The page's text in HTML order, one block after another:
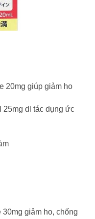
20mg giúp giảm ho
25mg dl tác dụng ức
giảm ho, chống